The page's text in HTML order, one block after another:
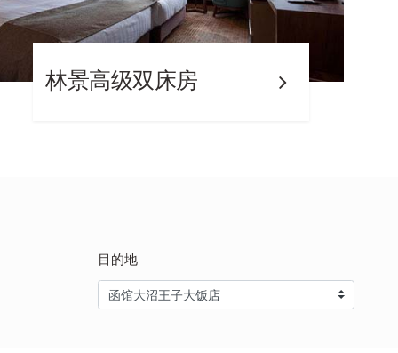
林景高级双床房
目的地